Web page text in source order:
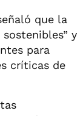
que la
y
para
críticas de